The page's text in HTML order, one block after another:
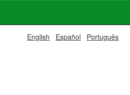
English Español Português